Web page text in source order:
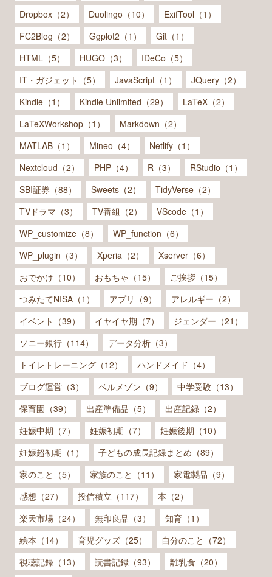
Dropbox（2）
Duolingo（10）
ExifTool（1）
FC2Blog（2）
Ggplot2（1）
Git（1）
HTML（5）
HUGO（3）
IDeCo（5）
IT・ガジェット（5）
JavaScript（1）
JQuery（2）
Kindle（1）
Kindle Unlimited（29）
LaTeX（2）
LaTeXWorkshop（1）
Markdown（2）
MATLAB（1）
Mineo（4）
Netlify（1）
Nextcloud（2）
PHP（4） R（3）
RStudio（1）
SBI証券（88）
Sweets（2）
TidyVerse（2）
TVドラマ（3）
TV番組（2）
VScode（1）
WP_customize（8）
WP_function（6）
WP_plugin（3）
Xperia（2）
Xserver（6）
おでかけ（10）
おもちゃ（15）
ご挨拶（15）
つみたてNISA（1）
アプリ（9）
アレルギー（2）
イベント（39）
イヤイヤ期（7）
ジェンダー（21）
ソニー銀行（114）
データ分析（3）
トイレトレーニング（12）
ハンドメイド（4）
ブログ運営（3）
ベルメゾン（9）
中学受験（13）
保育園（39）
出産準備品（5）
出産記録（2）
妊娠中期（7）
妊娠初期（7）
妊娠後期（10）
妊娠超初期（1）
子どもの成長記録まとめ（89）
家のこと（5）
家族のこと（11）
家電製品（9）
感想（27）
投信積立（117）
本（2）
楽天市場（24）
無印良品（3）
知育（1）
絵本（14）
育児グッズ（25）
自分のこと（72）
視聴記録（13）
読書記録（93）
離乳食（20）